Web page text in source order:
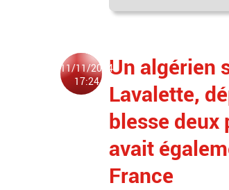
11/11/2024
17:24
Un algérien
Lavalette,
blesse
avait
France